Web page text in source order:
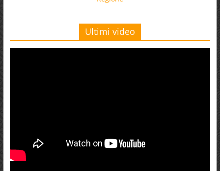
Ultimi video